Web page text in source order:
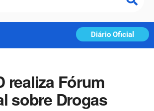
Diário Oficial
realiza Fórum
sobre Drogas